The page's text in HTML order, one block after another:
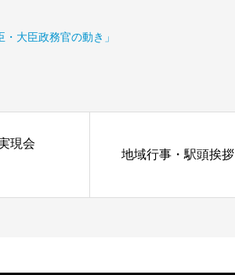
大臣政務官の動き」
現会
地域行事・駅頭挨拶